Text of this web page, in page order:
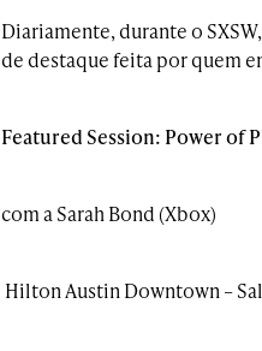
Diariamente, durante o
de destaque feita por quem
Featured Session: Power of
com a Sarah Bond (Xbox)
Hilton Austin Downtown –